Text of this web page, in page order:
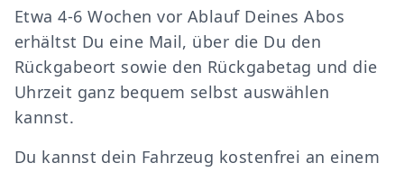
Etwa 4-6 Wochen vor Ablauf Deines Abos
erhältst Du eine Mail, über die Du den
Rückgabeort sowie den Rückgabetag und die
Uhrzeit ganz bequem selbst auswählen
kannst.
Du kannst dein Fahrzeug kostenfrei an einem